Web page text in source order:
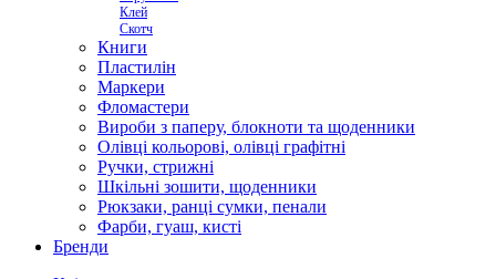
Клей
Скотч
Книги
Пластилін
Маркери
Фломастери
Вироби з паперу, блокноти та щоденники
Олівці кольорові, олівці графітні
Ручки, стрижні
Шкільні зошити, щоденники
Рюкзаки, ранці сумки, пенали
Фарби, гуаш, кисті
Бренди